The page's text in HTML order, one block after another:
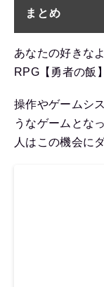
まとめ
あなたの好きな
RPG【勇者の飯】
操作やゲームシ
うなゲームとな
人はこの機会に